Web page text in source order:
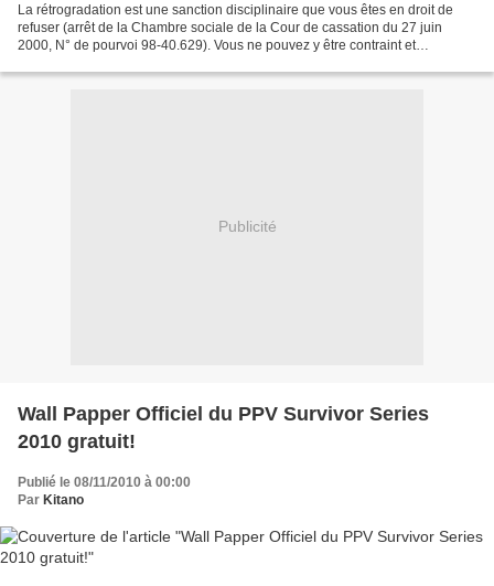
La rétrogradation est une sanction disciplinaire que vous êtes en droit de
refuser (arrêt de la Chambre sociale de la Cour de cassation du 27 juin
2000, N° de pourvoi 98-40.629). Vous ne pouvez y être contraint et
Publicité
Wall Papper Officiel du PPV Survivor Series
2010 gratuit!
Publié le 08/11/2010 à 00:00
Par Kitano